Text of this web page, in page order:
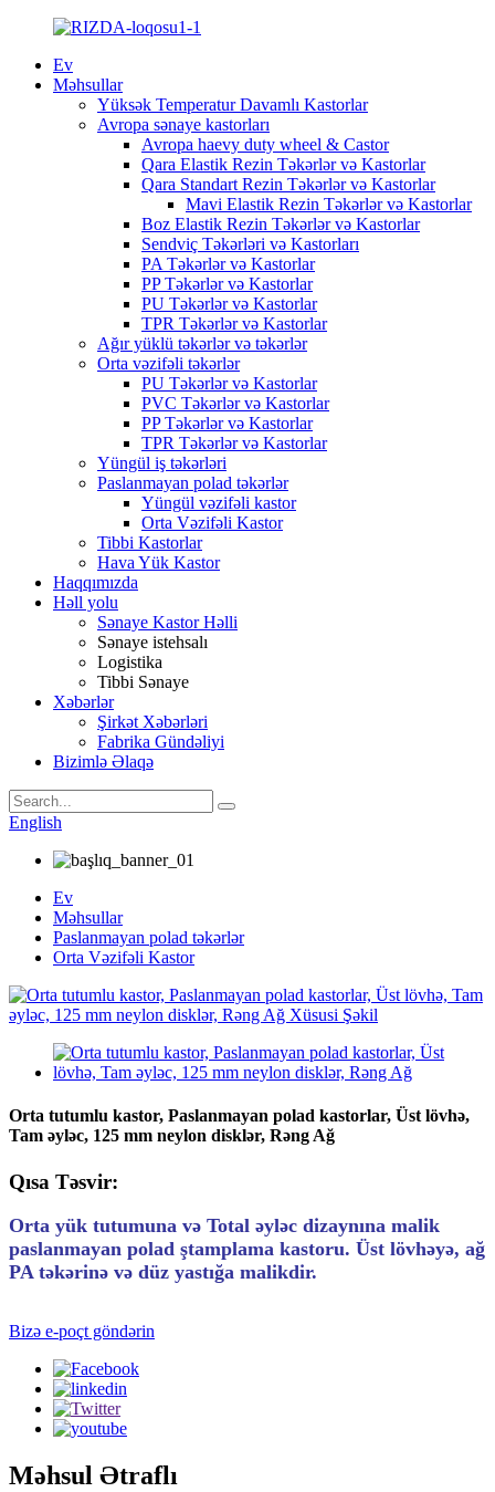
Ev
Məhsullar
Yüksək Temperatur Davamlı Kastorlar
Avropa sənaye kastorları
Avropa haevy duty wheel & Castor
Qara Elastik Rezin Təkərlər və Kastorlar
Qara Standart Rezin Təkərlər və Kastorlar
Mavi Elastik Rezin Təkərlər və Kastorlar
Boz Elastik Rezin Təkərlər və Kastorlar
Sendviç Təkərləri və Kastorları
PA Təkərlər və Kastorlar
PP Təkərlər və Kastorlar
PU Təkərlər və Kastorlar
TPR Təkərlər və Kastorlar
Ağır yüklü təkərlər və təkərlər
Orta vəzifəli təkərlər
PU Təkərlər və Kastorlar
PVC Təkərlər və Kastorlar
PP Təkərlər və Kastorlar
TPR Təkərlər və Kastorlar
Yüngül iş təkərləri
Paslanmayan polad təkərlər
Yüngül vəzifəli kastor
Orta Vəzifəli Kastor
Tibbi Kastorlar
Hava Yük Kastor
Haqqımızda
Həll yolu
Sənaye Kastor Həlli
Sənaye istehsalı
Logistika
Tibbi Sənaye
Xəbərlər
Şirkət Xəbərləri
Fabrika Gündəliyi
Bizimlə Əlaqə
English
Ev
Məhsullar
Paslanmayan polad təkərlər
Orta Vəzifəli Kastor
Orta tutumlu kastor, Paslanmayan polad kastorlar, Üst lövhə,
Tam əyləc, 125 mm neylon disklər, Rəng Ağ
Qısa Təsvir:
Orta yük tutumuna və Total əyləc dizaynına malik
paslanmayan polad ştamplama kastoru. Üst lövhəyə, ağ
PA təkərinə və düz yastığa malikdir.
Bizə e-poçt göndərin
Məhsul Ətraflı